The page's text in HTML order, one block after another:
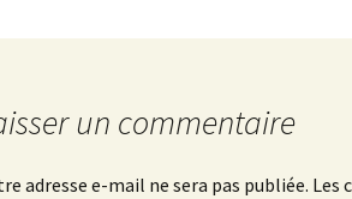
un commentaire
adresse e-mail ne sera pas publiée. Les